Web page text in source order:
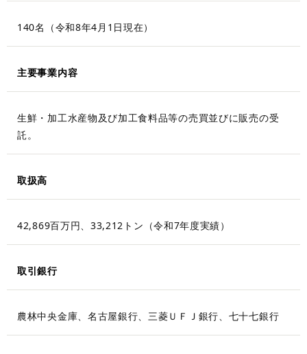
140名（令和8年4月1日現在）
主要事業内容
生鮮・加工水産物及び加工食料品等の売買並びに販売の受
託。
取扱高
42,869百万円、33,212トン（令和7年度実績）
取引銀行
農林中央金庫、名古屋銀行、三菱ＵＦＪ銀行、七十七銀行